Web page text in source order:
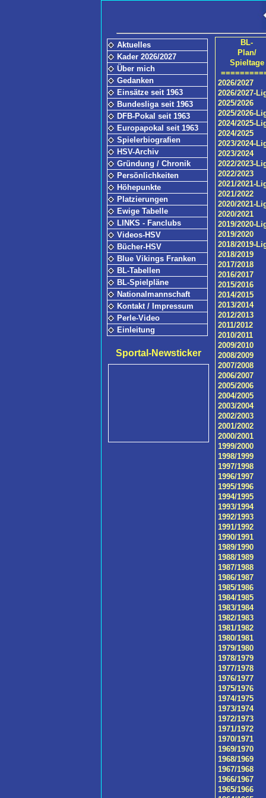
Aktuelles
Kader 2026/2027
Über mich
Gedanken
Einsätze seit 1963
Bundesliga seit 1963
DFB-Pokal seit 1963
Europapokal seit 1963
Spielerbiografien
HSV-Archiv
Gründung / Chronik
Persönlichkeiten
Höhepunkte
Platzierungen
Ewige Tabelle
LINKS - Fanclubs
Videos-HSV
Bücher-HSV
Blue Vikings Franken
BL-Tabellen
BL-Spielpläne
Nationalmannschaft
Kontakt / Impressum
Perle-Video
Einleitung
Sportal-Newsticker
BL-
Plan/
Spieltage
2026/2027
2026/2027-
2025/2026
2025/2026-
2024/2025-
2024/2025
2023/2024-
2023/2024
2022/2023-
2022/2023
2021/2021-
2021/2022
2020/2021-
2020/2021
2019/2020-
2019/2020
2018/2019-
2018/2019
2017/2018
2016/2017
2015/2016
2014/2015
2013/2014
2012/2013
2011/2012
2010/2011
2009/2010
2008/2009
2007/2008
2006/2007
2005/2006
2004/2005
2003/2004
2002/2003
2001/2002
2000/2001
1999/2000
1998/1999
1997/1998
1996/1997
1995/1996
1994/1995
1993/1994
1992/1993
1991/1992
1990/1991
1989/1990
1988/1989
1987/1988
1986/1987
1985/1986
1984/1985
1983/1984
1982/1983
1981/1982
1980/1981
1979/1980
1978/1979
1977/1978
1976/1977
1975/1976
1974/1975
1973/1974
1972/1973
1971/1972
1970/1971
1969/1970
1968/1969
1967/1968
1966/1967
1965/1966